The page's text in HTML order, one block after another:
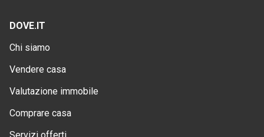
DOVE.IT
Chi siamo
Vendere casa
Valutazione immobile
Comprare casa
Servizi offerti